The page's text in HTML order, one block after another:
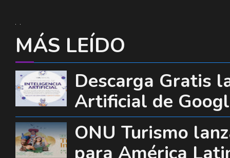
MÁS LEÍDO
Descarga Gratis
Artificial de
ONU Turismo
para América